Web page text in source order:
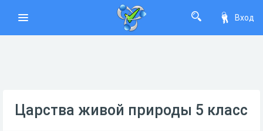
Вход
Царства живой природы 5 класс